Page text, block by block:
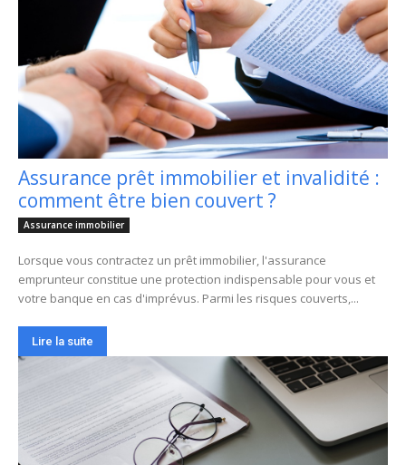
Assurance prêt immobilier et invalidité :
comment être bien couvert ?
Assurance immobilier
Lorsque vous contractez un prêt immobilier, l'assurance
emprunteur constitue une protection indispensable pour vous et
votre banque en cas d'imprévus. Parmi les risques couverts,...
Lire la suite